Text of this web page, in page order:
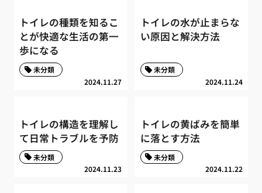
トイレの種類を知るこ
とが快適な生活の第一
歩になる
2024.11.27
未分類
トイレの水が止まらな
い原因と解決方法
2024.11.24
未分類
トイレの構造を理解し
て日常トラブルを予防
2024.11.23
未分類
トイレの黄ばみを簡単
に落とす方法
2024.11.22
未分類